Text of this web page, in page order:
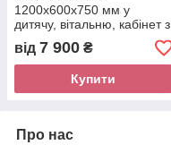
1200х600х750 мм у
дитячу, вітальню, кабінет з
ЛДСП і металу Вольф
Неман
від 7 900 ₴
Купити
Про нас